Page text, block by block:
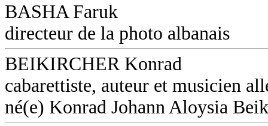
BASHA Faruk
directeur de la photo albanais
BEIKIRCHER Konrad
cabarettiste, auteur et musicien
né(e) Konrad Johann Aloysia